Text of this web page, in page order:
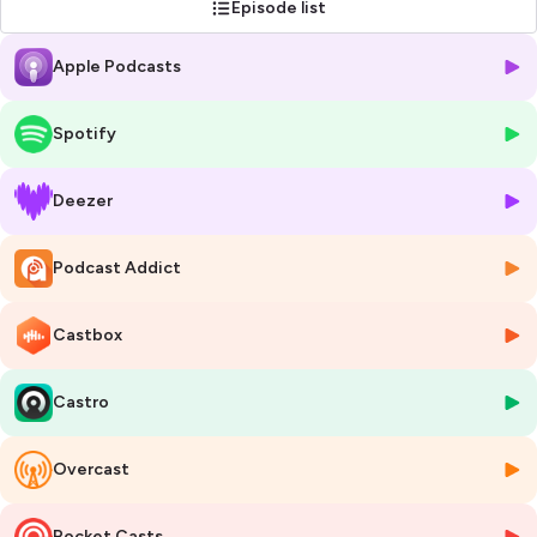
Hosted on Ausha. See
Episode list
Apple Podcasts
Spotify
Deezer
Podcast Addict
Castbox
Castro
Overcast